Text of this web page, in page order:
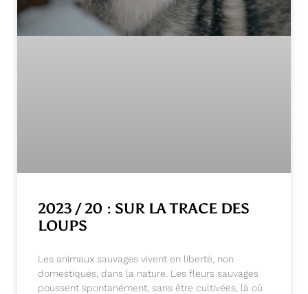
2023 / 20 : SUR LA TRACE DES
LOUPS
Les animaux sauvages vivent en liberté, non
domestiqués, dans la nature. Les fleurs sauvages
poussent spontanément, sans être cultivées, là où